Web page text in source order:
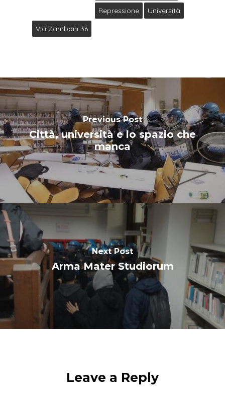
Repressione
Università
Via Zamboni 36
Previous Post
Città, università e lo spazio che
manca
Next Post
Arma Mater Studiorum
Leave a Reply